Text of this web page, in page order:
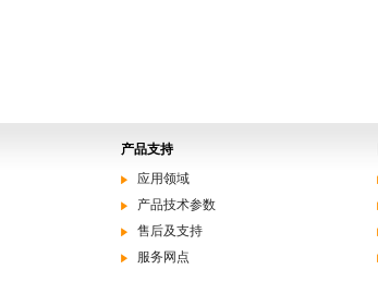
产品支持
应用领域
产品技术参数
售后及支持
服务网点